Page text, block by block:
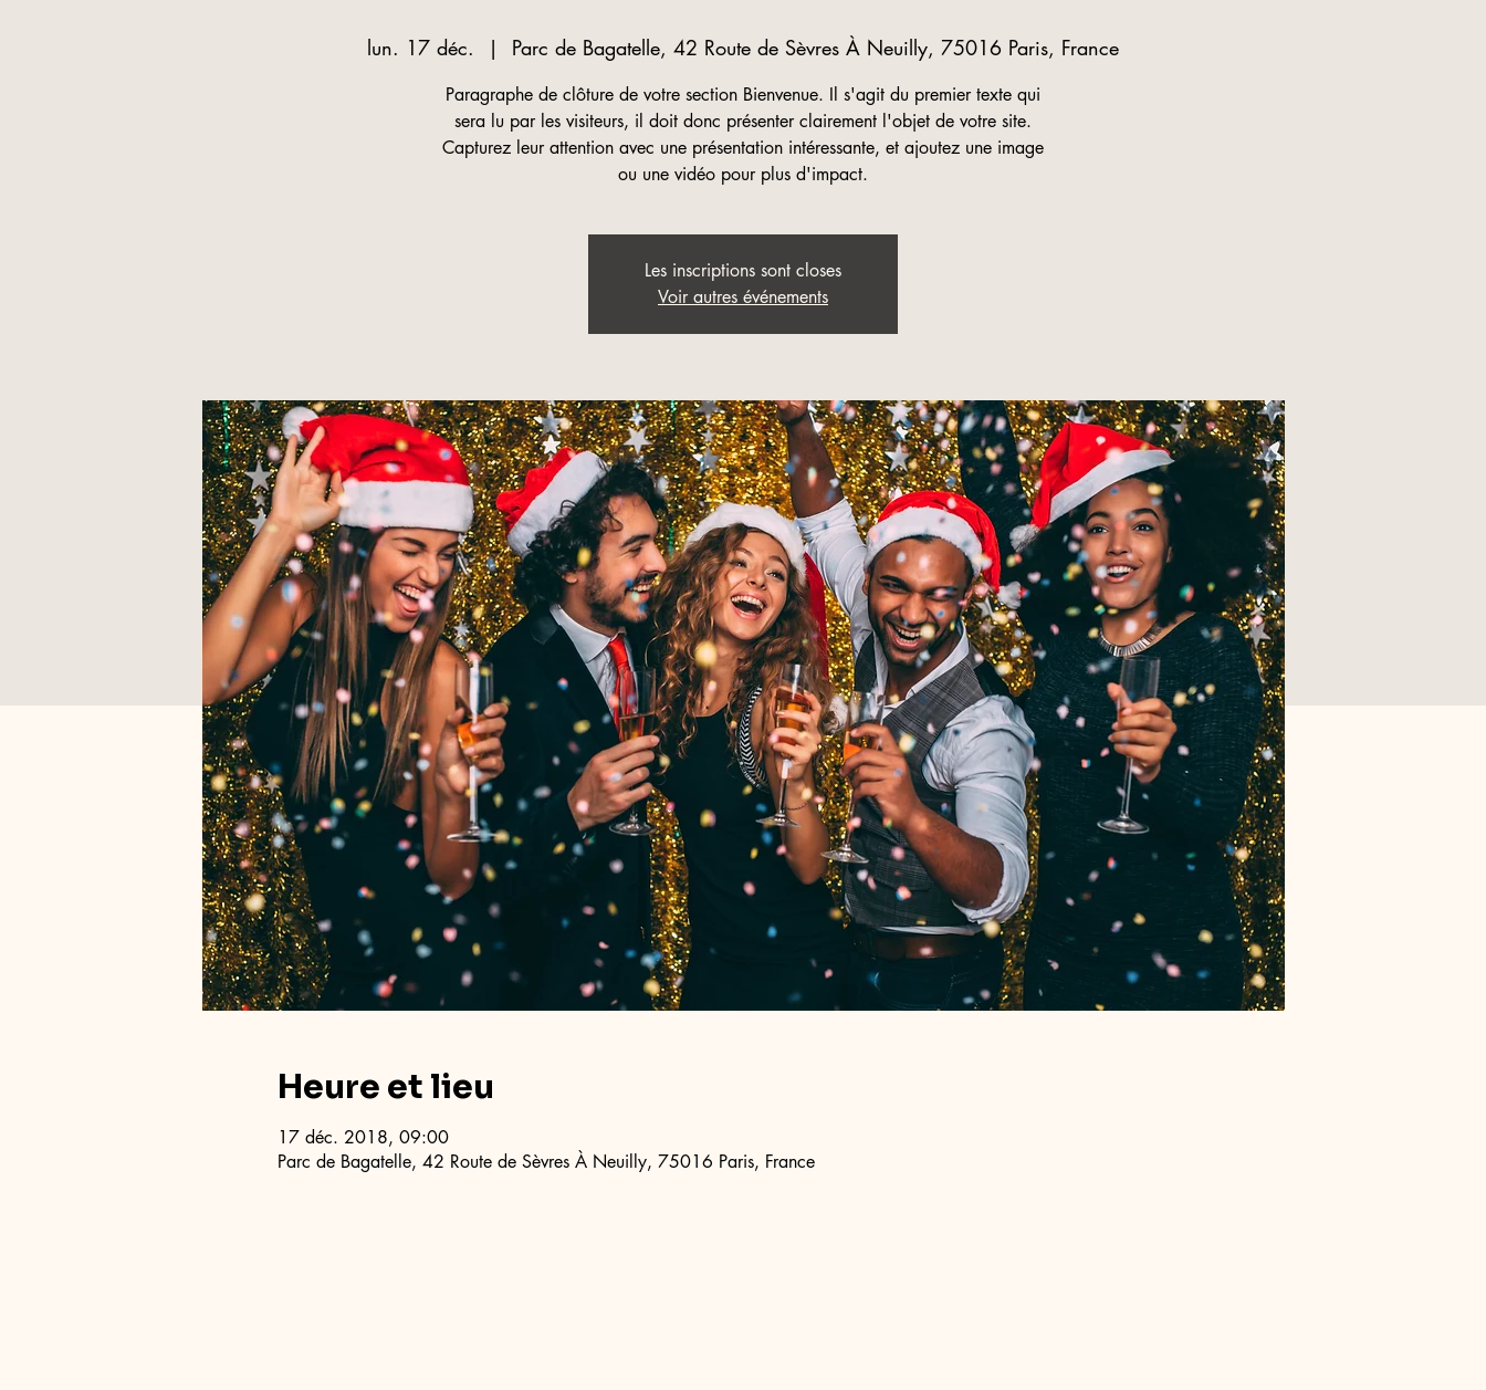
lun. 17 déc.
  |
Parc de Bagatelle, 42 Route de Sèvres À Neuilly, 75016 Paris, France
Paragraphe de clôture de votre section Bienvenue. Il s'agit du premier texte qui
sera lu par les visiteurs, il doit donc présenter clairement l'objet de votre site.
Capturez leur attention avec une présentation intéressante, et ajoutez une image
ou une vidéo pour plus d'impact.
Les inscriptions sont closes
Voir autres événements
Heure et lieu
17 déc. 2018, 09:00
Parc de Bagatelle, 42 Route de Sèvres À Neuilly, 75016 Paris, France